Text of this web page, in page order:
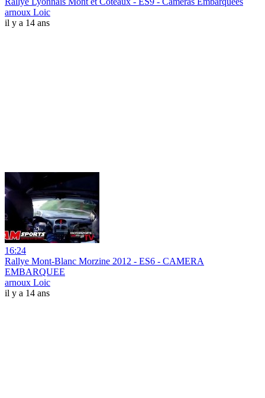
arnoux Loic
il y a 14 ans
16:24
Rallye Mont-Blanc Morzine 2012 - ES6 - CAMERA
EMBARQUEE
arnoux Loic
il y a 14 ans